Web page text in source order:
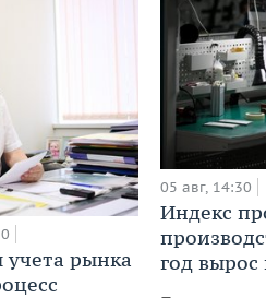
учета рынка
05 авг, 14:30
Индекс
год вырос